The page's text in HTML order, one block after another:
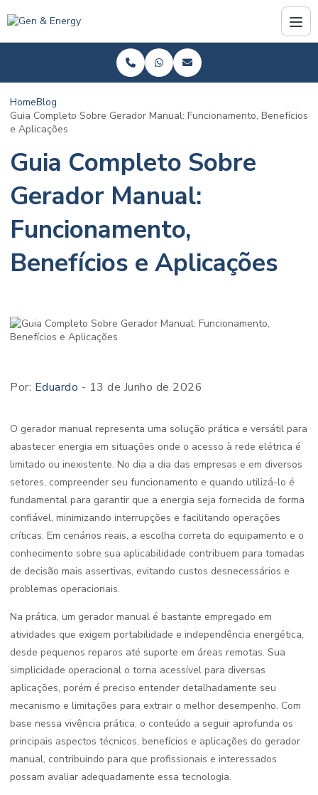
HomeBlog
Guia Completo Sobre Gerador Manual: Funcionamento, Benefícios
e Aplicações
Guia Completo Sobre
Gerador Manual:
Funcionamento,
Benefícios e Aplicações
Por: Eduardo - 13 de Junho de 2026
O gerador manual representa uma solução prática e versátil para
abastecer energia em situações onde o acesso à rede elétrica é
limitado ou inexistente. No dia a dia das empresas e em diversos
setores, compreender seu funcionamento e quando utilizá-lo é
fundamental para garantir que a energia seja fornecida de forma
confiável, minimizando interrupções e facilitando operações
críticas. Em cenários reais, a escolha correta do equipamento e o
conhecimento sobre sua aplicabilidade contribuem para tomadas
de decisão mais assertivas, evitando custos desnecessários e
problemas operacionais.
Na prática, um gerador manual é bastante empregado em
atividades que exigem portabilidade e independência energética,
desde pequenos reparos até suporte em áreas remotas. Sua
simplicidade operacional o torna acessível para diversas
aplicações, porém é preciso entender detalhadamente seu
mecanismo e limitações para extrair o melhor desempenho. Com
base nessa vivência prática, o conteúdo a seguir aprofunda os
principais aspectos técnicos, benefícios e aplicações do gerador
manual, contribuindo para que profissionais e interessados
possam avaliar adequadamente essa tecnologia.